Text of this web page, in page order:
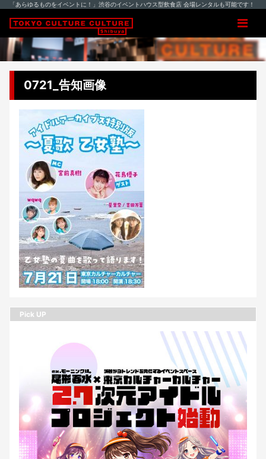
「あらゆるものをイベントに！」渋谷のイベントハウス型飲食店 会場レンタルも可能です！
0721_告知画像
Pick UP